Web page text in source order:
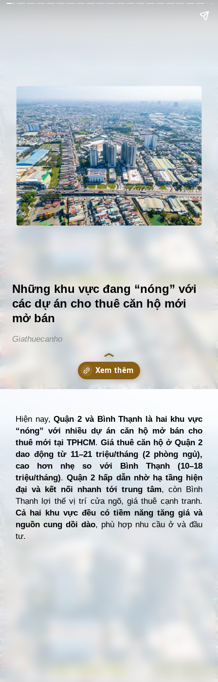
Những khu vực đang “nóng” với
các dự án cho thuê căn hộ mới
mở bán
Giathuecanho
Hiện nay,Quận 2 và Bình Thạnh là hai khu vực
“nóng” với nhiều dự án căn hộ mở bán cho
thuê mới tại TPHCM . Giá thuê căn hộ ở Quận 2
dao động từ 11–21 triệu/tháng (2 phòng ngủ),
cao hơn nhẹ so với Bình Thạnh (10–18
triệu/tháng).Quận 2 hấp dẫn nhờ hạ tầng hiện
đại và kết nối nhanh tới trung tâm, còn Bình
Thạnh lợi thế vị trí cửa ngõ, giá thuê cạnh tranh.
Cả hai khu vực đều có tiềm năng tăng giá và
nguồn cung dồi dào, phù hợp nhu cầu ở và đầu
tư.